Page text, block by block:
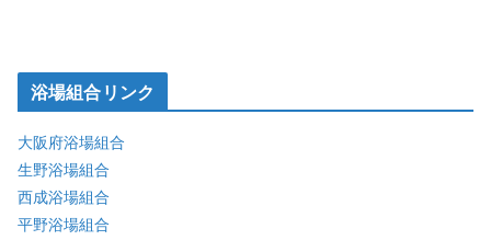
浴場組合リンク
大阪府浴場組合
生野浴場組合
西成浴場組合
平野浴場組合